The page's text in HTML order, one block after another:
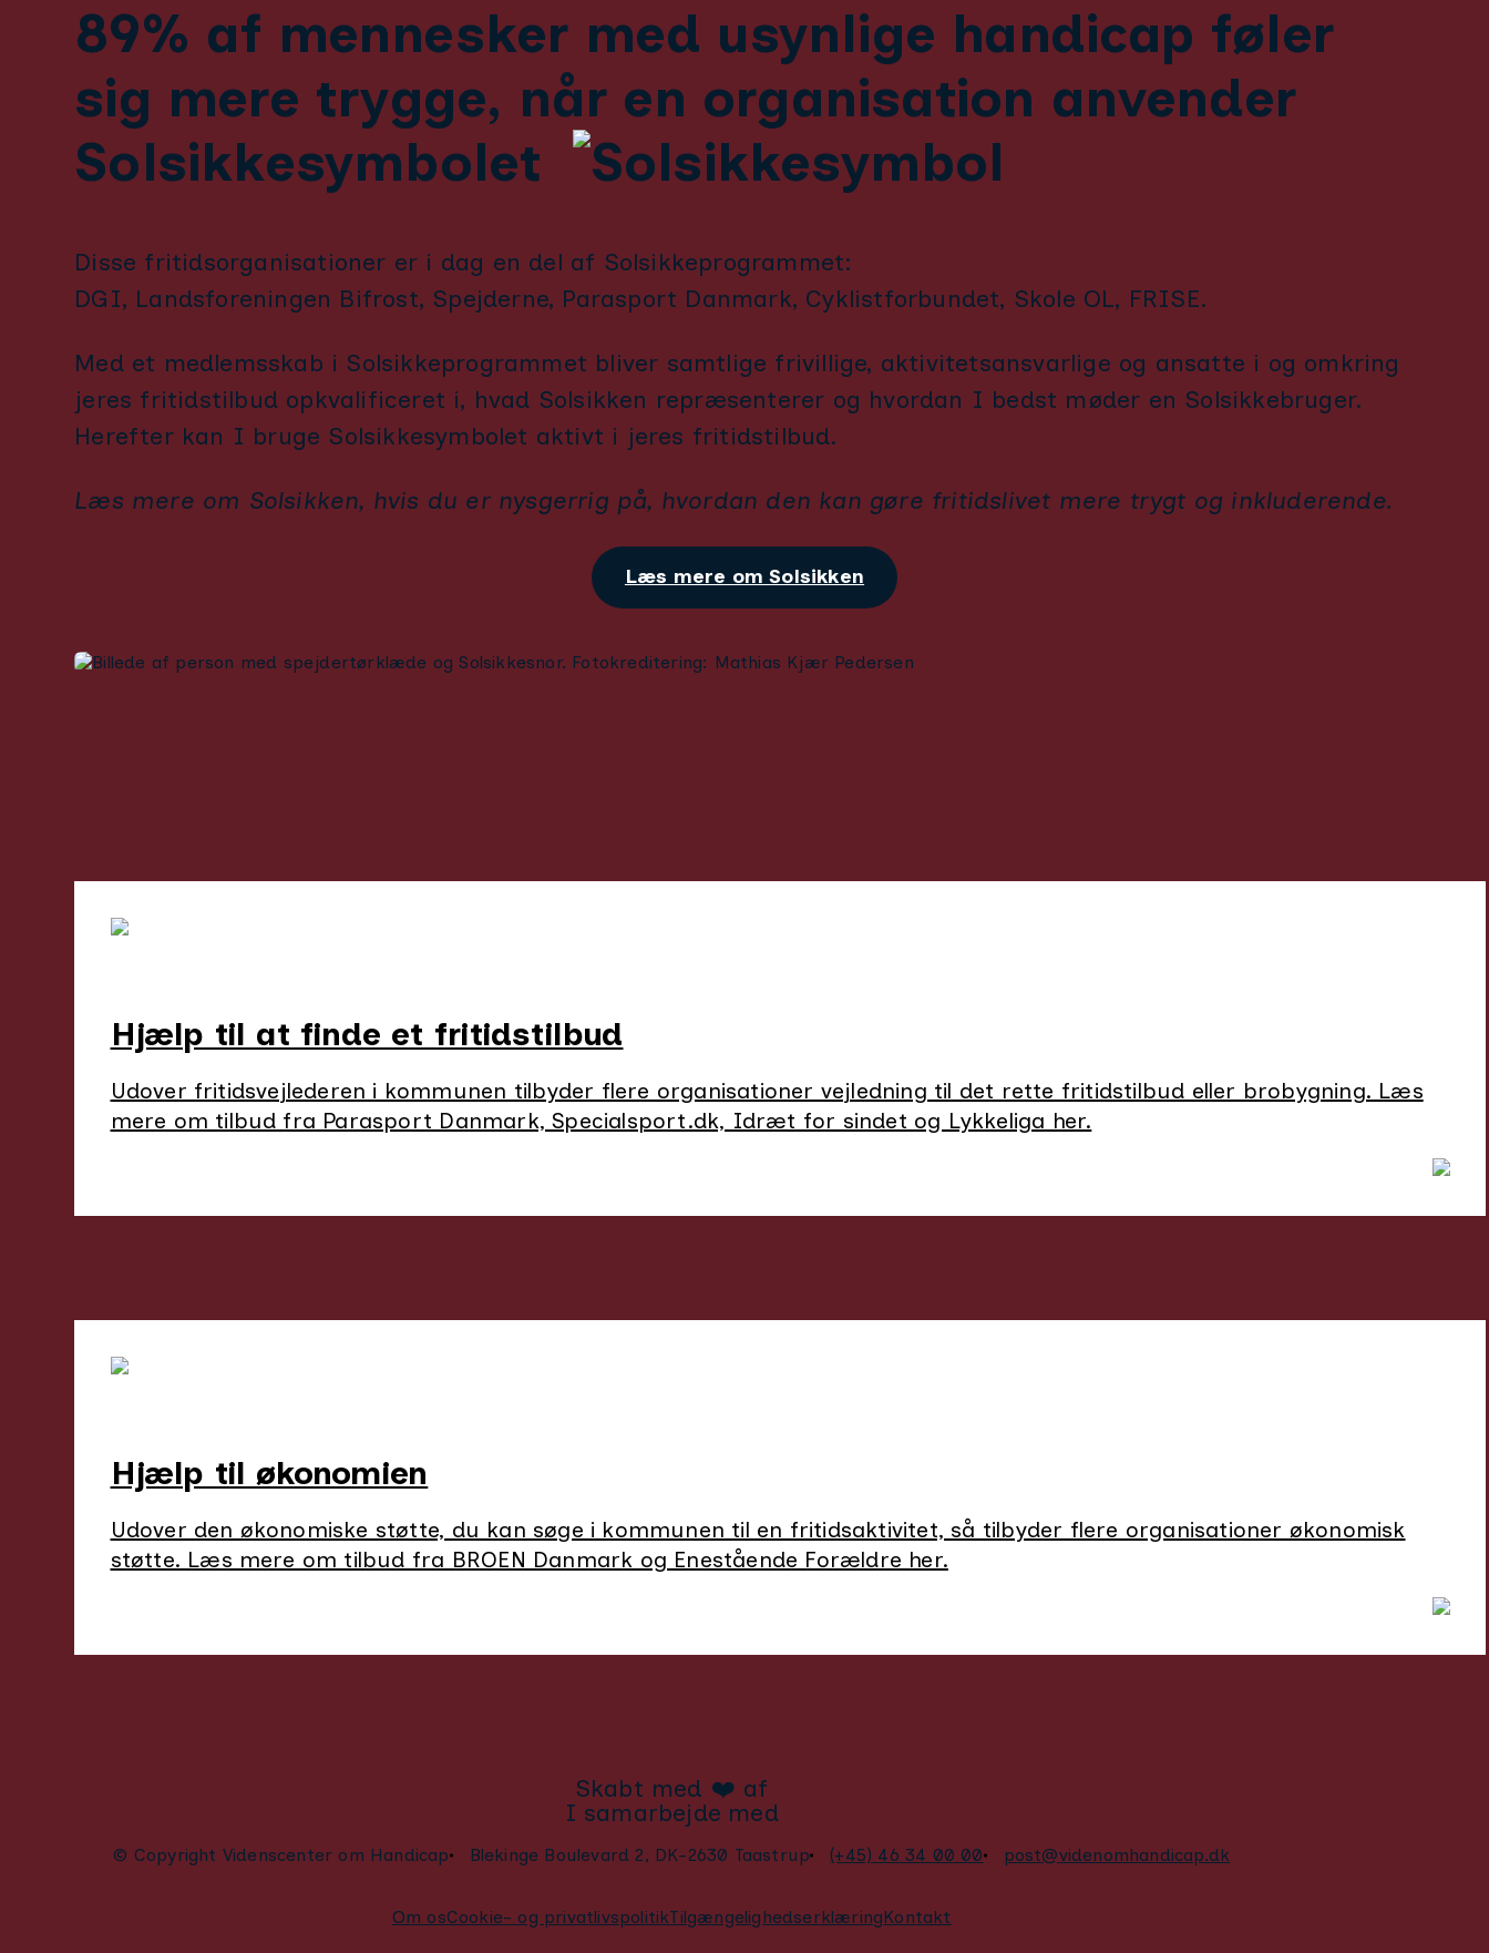
89% af mennesker med usynlige handicap føler
sig mere trygge, når en organisation anvender
Solsikkesymbolet
Disse fritidsorganisationer er i dag en del af Solsikkeprogrammet:
DGI, Landsforeningen Bifrost, Spejderne, Parasport Danmark, Cyklistforbundet, Skole OL, FRISE.
Med et medlemsskab i Solsikkeprogrammet bliver samtlige frivillige, aktivitetsansvarlige og ansatte i og omkring
jeres fritidstilbud opkvalificeret i, hvad Solsikken repræsenterer og hvordan I bedst møder en Solsikkebruger.
Herefter kan I bruge Solsikkesymbolet aktivt i jeres fritidstilbud.
Læs mere om Solsikken, hvis du er nysgerrig på, hvordan den kan gøre fritidslivet mere trygt og inkluderende.
Læs mere om Solsikken
Hjælp til at finde et fritidstilbud
Udover fritidsvejlederen i kommunen tilbyder flere organisationer vejledning til det rette fritidstilbud eller brobygning. Læs
mere om tilbud fra Parasport Danmark, Specialsport.dk, Idræt for sindet og Lykkeliga her.
Hjælp til økonomien
Udover den økonomiske støtte, du kan søge i kommunen til en fritidsaktivitet, så tilbyder flere organisationer økonomisk
støtte. Læs mere om tilbud fra BROEN Danmark og Enestående Forældre her.
Skabt med ❤️ af
I samarbejde med
© Copyright Videnscenter om Handicap Blekinge Boulevard 2, DK-2630 Taastrup (+45) 46 34 00 00 post@videnomhandicap.dk
Om osCookie- og privatlivspolitikTilgængelighedserklæringKontakt